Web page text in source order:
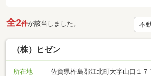
全2件が該当しました。
（株）ヒゼン
所在地
佐賀県杵島郡江北町大字山口１７